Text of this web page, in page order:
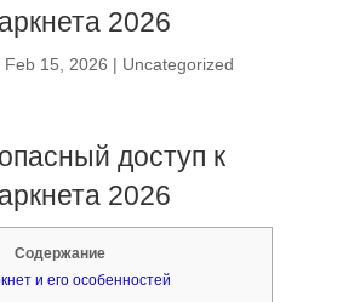
2026
Feb 15, 2026 | Uncategorized
доступ к
2026
Содержание
и его особенностей